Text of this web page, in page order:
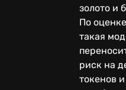
золото и
По
такая
риск на
токенов